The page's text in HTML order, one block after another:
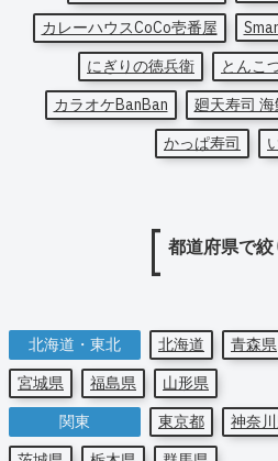
カレーハウスCoCo壱番屋
にぎりの徳兵衛
とんこ
カラオケBanBan
廻天寿司
かっぱ寿司
都道府県で絞
北海道・東北 北海道 青森県
宮城県
福島県
山形県
関東
東京都 神奈